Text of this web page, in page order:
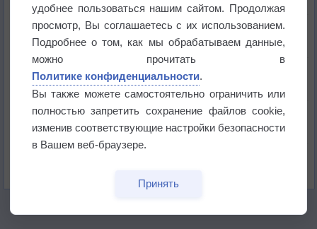
Приложение построит маршрут через тень
Атмосфера начала замерзать
В Приморье обнаружены морские волны тепла
Изменение климата повлияло на ареал обитания
удобнее пользоваться нашим сайтом. Продолжая
просмотр, Вы соглашаетесь с их использованием.
Подробнее о том, как мы обрабатываем данные,
можно прочитать в
Политике конфиденциальности.
Вы также можете самостоятельно ограничить или
полностью запретить сохранение файлов cookie,
изменив соответствующие настройки безопасности
в Вашем веб-браузере.
Принять